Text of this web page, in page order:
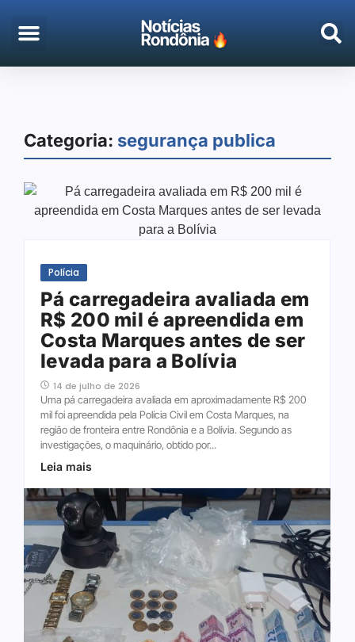
Categoria: segurança publica
Polícia
Pá carregadeira avaliada em
R$ 200 mil é apreendida em
Costa Marques antes de ser
levada para a Bolívia
14 de julho de 2026
Uma pá carregadeira avaliada em aproximadamente R$ 200
mil foi apreendida pela Polícia Civil em Costa Marques, na
região de fronteira entre Rondônia e a Bolívia. Segundo as
investigações, o maquinário, obtido por...
Leia mais